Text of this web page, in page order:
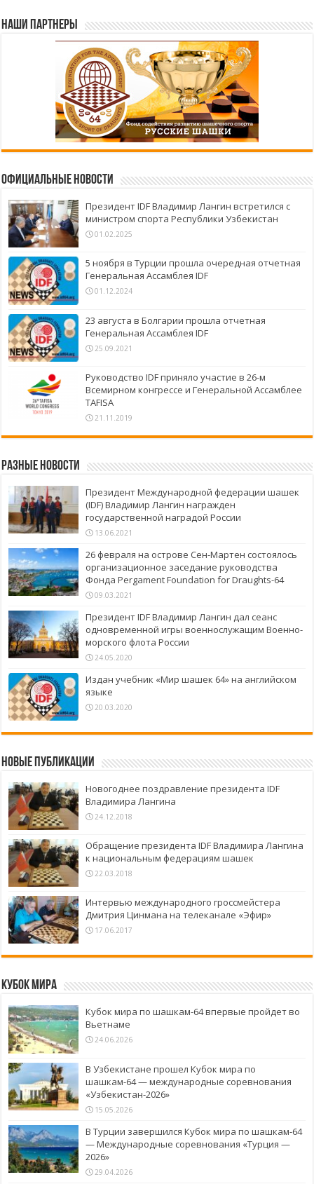
Наши партнеры
Официальные новости
Президент IDF Владимир Лангин встретился с
министром спорта Республики Узбекистан
01.02.2025
5 ноября в Турции прошла очередная отчетная
Генеральная Ассамблея IDF
01.12.2024
23 августа в Болгарии прошла отчетная
Генеральная Ассамблея IDF
25.09.2021
Руководство IDF приняло участие в 26-м
Всемирном конгрессе и Генеральной Ассамблее
TAFISA
21.11.2019
Разные новости
Президент Международной федерации шашек
(IDF) Владимир Лангин награжден
государственной наградой России
13.06.2021
26 февраля на острове Сен-Мартен состоялось
организационное заседание руководства
Фонда Pergament Foundation for Draughts-64
09.03.2021
Президент IDF Владимир Лангин дал сеанс
одновременной игры военнослужащим Военно-
морского флота России
24.05.2020
Издан учебник «Мир шашек 64» на английском
языке
20.03.2020
Новые публикации
Новогоднее поздравление президента IDF
Владимира Лангина
24.12.2018
Обращение президента IDF Владимира Лангина
к национальным федерациям шашек
22.03.2018
Интервью международного гроссмейстера
Дмитрия Цинмана на телеканале «Эфир»
17.06.2017
Кубок Мира
Кубок мира по шашкам-64 впервые пройдет во
Вьетнаме
24.06.2026
В Узбекистане прошел Кубок мира по
шашкам-64 — международные соревнования
«Узбекистан-2026»
15.05.2026
В Турции завершился Кубок мира по шашкам-64
— Международные соревнования «Турция —
2026»
29.04.2026